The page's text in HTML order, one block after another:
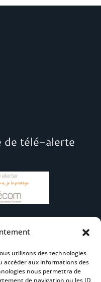
utilisons des technologies
accéder aux informations des
nous permettra de
de navigation ou les ID
de télé-alerte